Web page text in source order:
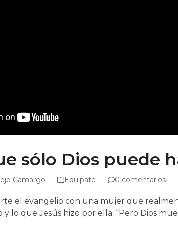
sólo Dios puede
Camargo Equipate 0 comentarios
el evangelio con una mujer que
y lo que Jesús hizo por ella. “Pero Dios